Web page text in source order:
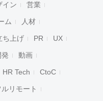
イン 営業
ム 人材
ち上げ PR UX
動画
HR Tech CtoC
ルリモート